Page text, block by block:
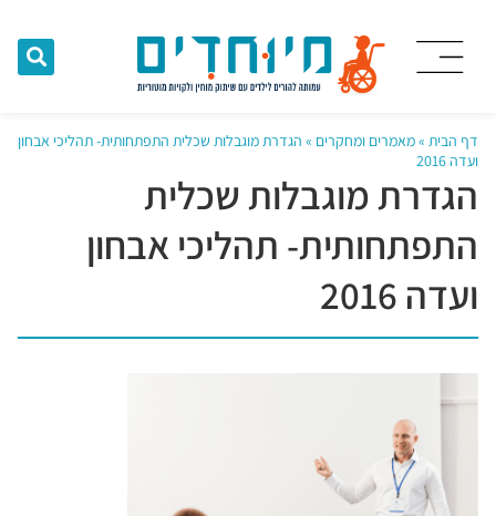
דף הבית »מאמרים ומחקרים » הגדרת מוגבלות שכלית התפתחותית- תהליכי אבחון
ועדה 2016
הגדרת מוגבלות שכלית
התפתחותית- תהליכי אבחון
ועדה 2016